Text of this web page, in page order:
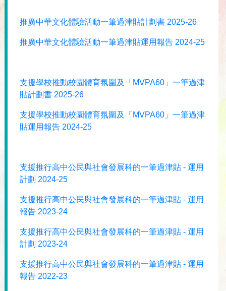
推廣中華文化體驗活動一筆過津貼計劃書 2025-26
推廣中華文化體驗活動一筆過津貼運用報告 2024-25
支援學校推動校園體育氛圍及「MVPA60」一筆過津
貼計劃書 2025-26
支援學校推動校園體育氛圍及「MVPA60」一筆過津
貼運用報告 2024-25
支援推行高中公民與社會發展科的一筆過津貼 - 運用
計劃 2024-25
支援推行高中公民與社會發展科的一筆過津貼 - 運用
報告 2023-24
支援推行高中公民與社會發展科的一筆過津貼 - 運用
計劃 2023-24
支援推行高中公民與社會發展科的一筆過津貼 - 運用
報告 2022-23